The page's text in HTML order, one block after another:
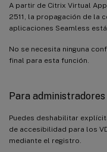
A partir de Citrix Virtual
2511, la propagación de la
aplicaciones Seamless
No se necesita ninguna
final para esta función.
Para administradores
Puedes deshabilitar
de accesibilidad para los
mediante el registro.